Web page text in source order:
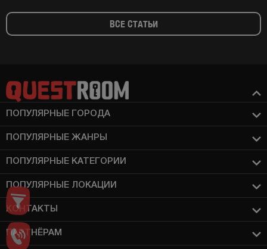
ВСЕ СТАТЬИ
ПОПУЛЯРНЫЕ ГОРОДА
ПОПУЛЯРНЫЕ ЖАНРЫ
ПОПУЛЯРНЫЕ КАТЕГОРИИ
ПОПУЛЯРНЫЕ ЛОКАЦИИ
КОНТАКТЫ
ПАРТНЁРАМ